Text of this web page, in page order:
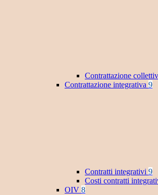
Contrattazione
Contrattazione integrativa 9
Contratti integrativi 9
Costi contratti
OIV 8